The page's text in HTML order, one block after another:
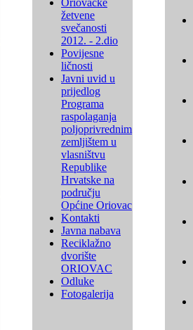
Oriovačke
žetvene
svečanosti
2012. - 2.dio
Povijesne
ličnosti
Javni uvid u
prijedlog
Programa
raspolaganja
poljoprivrednim
zemljištem u
vlasništvu
Republike
Hrvatske na
području
Općine Oriovac
Kontakti
Javna nabava
Reciklažno
dvorište
ORIOVAC
Odluke
Fotogalerija